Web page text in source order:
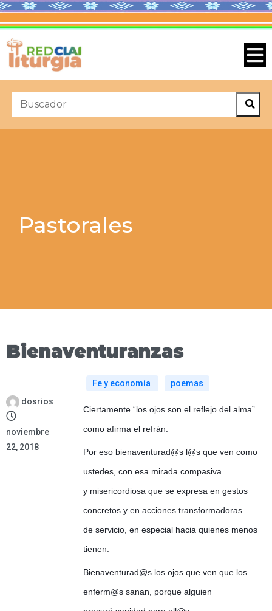
Pastorales
Bienaventuranzas
dosrios
noviembre
22, 2018
Fe y economía poemas
Ciertamente “los ojos son el reflejo del alma”
como afirma el refrán.
Por eso bienaventurad@s l@s que ven como
ustedes, con esa mirada compasiva
y misericordiosa que se expresa en gestos
concretos y en acciones transformadoras
de servicio, en especial hacia quienes menos
tienen.
Bienaventurad@s los ojos que ven que los
enferm@s sanan, porque alguien